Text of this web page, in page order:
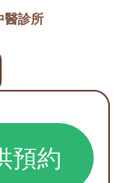
醫診所
預約